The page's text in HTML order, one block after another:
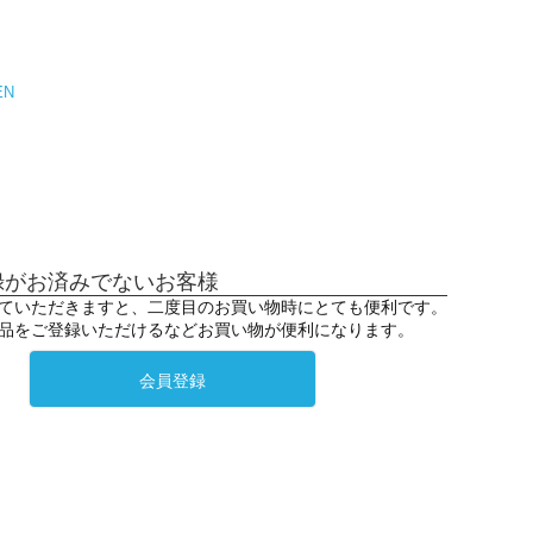
お済みでないお客様
いただきますと、二度目のお買い物時にとても便利です。
をご登録いただけるなどお買い物が便利になります。
会員登録